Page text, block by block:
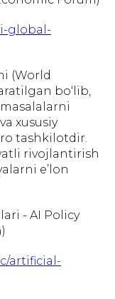
global-
(World
bo‘lib,
xususiy
tashkilotdir.
rivojlantirish
e’lon
- AI Policy
artificial-